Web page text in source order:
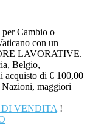
Cambio o
con un
LAVORATIVE.
Belgio,
acquisto di € 100,00
maggiori
VENDITA !